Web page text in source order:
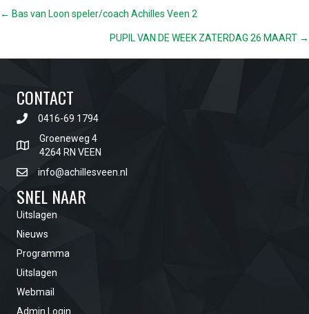
POSTS
← Bas van Loon speler/coach Achilles Veen 2
PUPIL VAN DE WEEK ZATERDAG 26 MAART →
CONTACT
0416-69 1794
Groeneweg 4
4264 RN VEEN
info@achillesveen.nl
SNEL NAAR
Uitslagen
Nieuws
Programma
Uitslagen
Webmail
Admin Login